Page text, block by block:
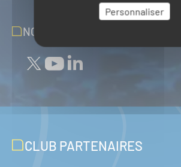
Personnaliser
NOUS SUIVRE SUR LES RÉSEAUX
CLUB PARTENAIRES